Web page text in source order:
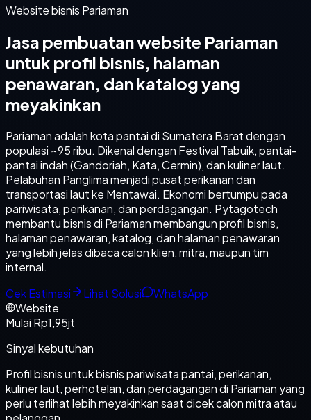
Website bisnis Pariaman
Jasa pembuatan website Pariaman
untuk profil bisnis, halaman
penawaran, dan katalog yang
meyakinkan
Pariaman adalah kota pantai di Sumatera Barat dengan
populasi ~95 ribu. Dikenal dengan Festival Tabuik, pantai-
pantai indah (Gandoriah, Kata, Cermin), dan kuliner laut.
Pelabuhan Panglima menjadi pusat perikanan dan
transportasi laut ke Mentawai. Ekonomi bertumpu pada
pariwisata, perikanan, dan perdagangan. Pytagotech
membantu bisnis di Pariaman membangun profil bisnis,
halaman penawaran, katalog, dan halaman penawaran
yang lebih jelas dibaca calon klien, mitra, maupun tim
internal.
Cek Estimasi
Lihat Solusi
WhatsApp
Website
Mulai Rp1,95jt
Sinyal kebutuhan
Profil bisnis untuk bisnis pariwisata pantai, perikanan,
kuliner laut, perhotelan, dan perdagangan di Pariaman yang
perlu terlihat lebih meyakinkan saat dicek calon mitra atau